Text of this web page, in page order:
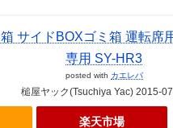
サイドBOXゴミ箱 運転席
専用 SY-HR3
posted with カエレバ
槌屋ヤック(Tsuchiya Yac) 2015-
楽天市場